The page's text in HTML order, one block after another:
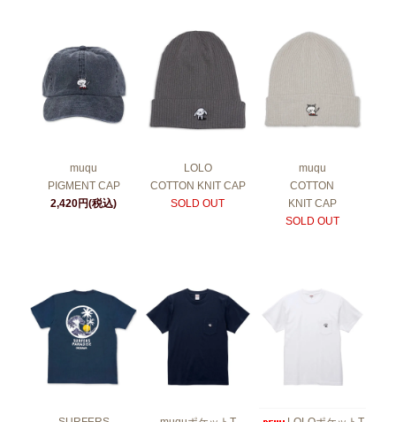
muqu
PIGMENT CAP
2,420円(税込)
LOLO
COTTON KNIT CAP
SOLD OUT
muqu
COTTON
KNIT CAP
SOLD OUT